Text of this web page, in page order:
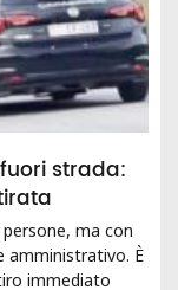
strada:
ma con
amministrativo. È
immediato